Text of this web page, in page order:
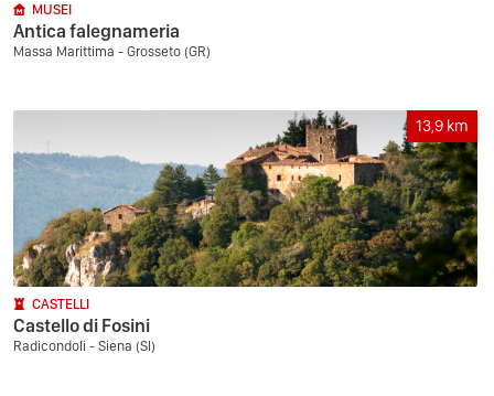
MUSEI
Antica falegnameria
Massa Marittima - Grosseto (GR)
13,9 km
CASTELLI
Castello di Fosini
Radicondoli - Siena (SI)